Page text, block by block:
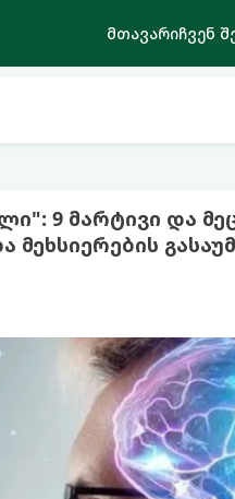
მთავარიჩვენ
9 მარტივი და